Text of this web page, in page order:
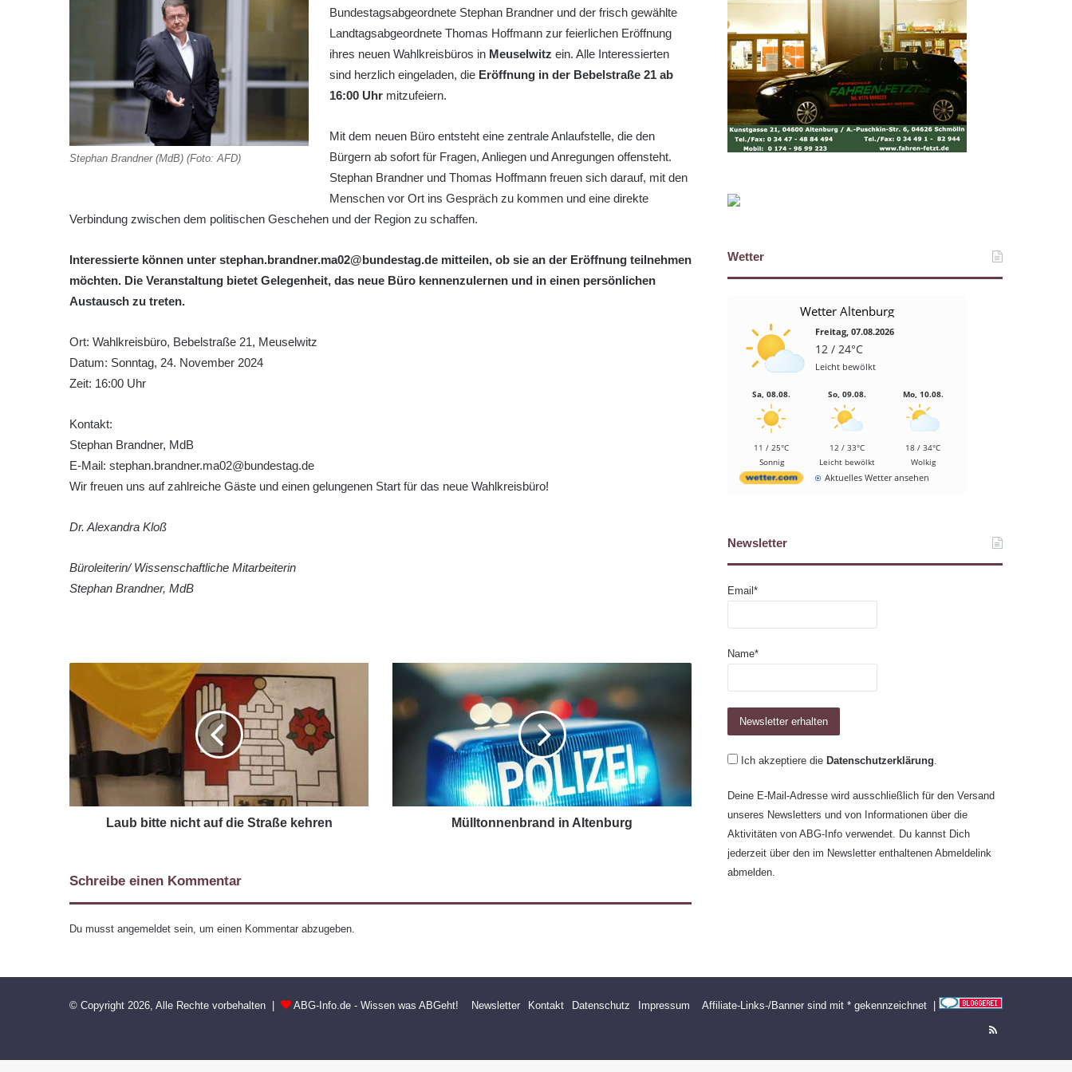
Stephan Brandner (MdB) (Foto: AFD)
Bundestagsabgeordnete Stephan Brandner und der frisch gewählte
Landtagsabgeordnete Thomas Hoffmann zur feierlichen Eröffnung
ihres neuen Wahlkreisbüros in Meuselwitz ein. Alle Interessierten
sind herzlich eingeladen, die Eröffnung in der Bebelstraße 21 ab
16:00 Uhr mitzufeiern.
Mit dem neuen Büro entsteht eine zentrale Anlaufstelle, die den
Bürgern ab sofort für Fragen, Anliegen und Anregungen offensteht.
Stephan Brandner und Thomas Hoffmann freuen sich darauf, mit den
Menschen vor Ort ins Gespräch zu kommen und eine direkte
Verbindung zwischen dem politischen Geschehen und der Region zu schaffen.
Interessierte können unter stephan.brandner.ma02@bundestag.de mitteilen, ob sie an der Eröffnung teilnehmen
möchten. Die Veranstaltung bietet Gelegenheit, das neue Büro kennenzulernen und in einen persönlichen
Austausch zu treten.
Ort: Wahlkreisbüro, Bebelstraße 21, Meuselwitz
Datum: Sonntag, 24. November 2024
Zeit: 16:00 Uhr
Kontakt:
Stephan Brandner, MdB
E-Mail: stephan.brandner.ma02@bundestag.de
Wir freuen uns auf zahlreiche Gäste und einen gelungenen Start für das neue Wahlkreisbüro!
Dr. Alexandra Kloß
Büroleiterin/ Wissenschaftliche Mitarbeiterin
Stephan Brandner, MdB
Laub bitte nicht auf die Straße kehren Mülltonnenbrand in Altenburg
Schreibe einen Kommentar
Du musst angemeldet sein, um einen Kommentar abzugeben.
Wetter
Wetter Altenburg
Freitag, 07.08.2026
12 / 24°C
Leicht bewölkt
Sa, 08.08.
11 / 25°C
Sonnig
So, 09.08.
12 / 33°C
Leicht bewölkt
Mo, 10.08.
18 / 34°C
Wolkig
Aktuelles Wetter ansehen
Newsletter
Email*
Name*
Ich akzeptiere die Datenschutzerklärung.
Deine E-Mail-Adresse wird ausschließlich für den Versand
unseres Newsletters und von Informationen über die
Aktivitäten von ABG-Info verwendet. Du kannst Dich
jederzeit über den im Newsletter enthaltenen Abmeldelink
abmelden.
© Copyright 2026, Alle Rechte vorbehalten | ABG-Info.de - Wissen was ABGeht! Affiliate-Links-/Banner sind mit * gekennzeichnet |
Newsletter Kontakt Datenschutz Impressum